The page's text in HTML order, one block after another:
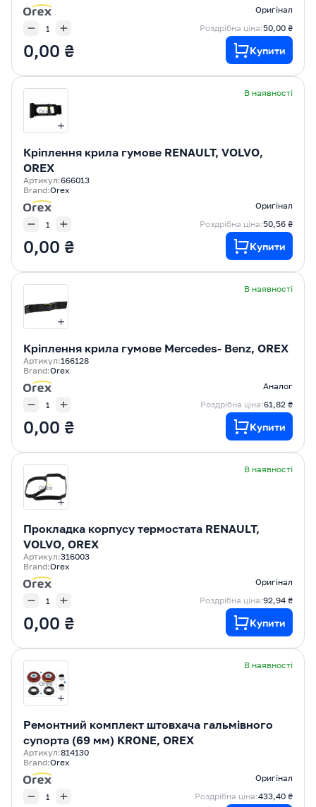
Оригінал
Роздрібна ціна:50,00 ₴
0,00 ₴ Купити
В наявності
Кріплення крила гумове RENAULT, VOLVO,
OREX
Артикул:666013
Brand:Orex
Оригінал
Роздрібна ціна:50,56 ₴
0,00 ₴ Купити
В наявності
Кріплення крила гумове Mercedes- Benz, OREX
Артикул:166128
Brand:Orex
Аналог
Роздрібна ціна:61,82 ₴
0,00 ₴ Купити
В наявності
Прокладка корпусу термостата RENAULT,
VOLVO, OREX
Артикул:316003
Brand:Orex
Оригінал
Роздрібна ціна:92,94 ₴
0,00 ₴ Купити
В наявності
Ремонтний комплект штовхача гальмівного
супорта (69 мм) KRONE, OREX
Артикул:814130
Brand:Orex
Оригінал
Роздрібна ціна:433,40 ₴